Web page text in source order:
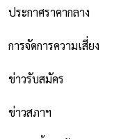
ประกาศราคากลาง
การจัดการความเสี่ยง
ข่าวรับสมัคร
ข่าวสภาฯ